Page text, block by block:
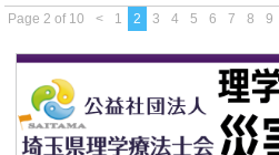
Page 2 of 10 < 1 2 3 4 5 6 7 8 9